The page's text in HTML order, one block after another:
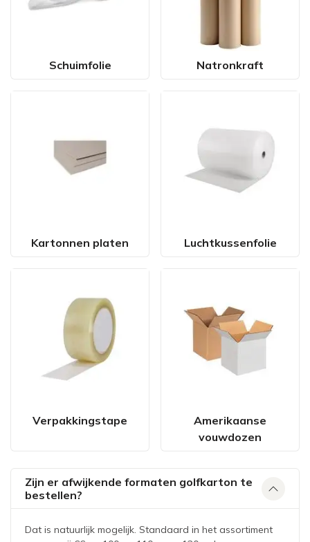
Schuimfolie Natronkraft
Kartonnen platen Luchtkussenfolie
Verpakkingstape
Amerikaanse
vouwdozen
Zijn er afwijkende formaten golfkarton te
bestellen?
Dat is natuurlijk mogelijk. Standaard in het assortiment